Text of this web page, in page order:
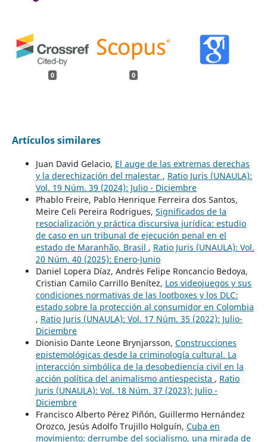
0 0
Artículos similares
Juan David Gelacio, El auge de las extremas derechas
y la derechización del malestar , Ratio Juris (UNAULA):
Vol. 19 Núm. 39 (2024): Julio - Diciembre
Phablo Freire, Pablo Henrique Ferreira dos Santos,
Meire Celi Pereira Rodrigues, Significados de la
resocialización y práctica discursiva jurídica: estudio
de caso en un tribunal de ejecución penal en el
estado de Maranhão, Brasil , Ratio Juris (UNAULA): Vol.
20 Núm. 40 (2025): Enero-Junio
Daniel Lopera Díaz, Andrés Felipe Roncancio Bedoya,
Cristian Camilo Carrillo Benítez, Los videojuegos y sus
condiciones normativas de las lootboxes y los DLC:
estado sobre la protección al consumidor en Colombia
, Ratio Juris (UNAULA): Vol. 17 Núm. 35 (2022): Julio-
Diciembre
Dionisio Dante Leone Brynjarsson, Construcciones
epistemológicas desde la criminología cultural. La
interacción simbólica de la desobediencia civil en la
acción política del animalismo antiespecista , Ratio
Juris (UNAULA): Vol. 18 Núm. 37 (2023): Julio -
Diciembre
Francisco Alberto Pérez Piñón, Guillermo Hernández
Orozco, Jesús Adolfo Trujillo Holguín, Cuba en
movimiento: derrumbe del socialismo, una mirada de